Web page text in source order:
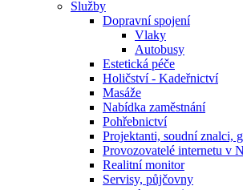
Služby
Dopravní spojení
Vlaky
Autobusy
Estetická péče
Holičství - Kadeřnictví
Masáže
Nabídka zaměstnání
Pohřebnictví
Projektanti, soudní znalci,
Provozovatelé internetu v
Realitní monitor
Servisy, půjčovny